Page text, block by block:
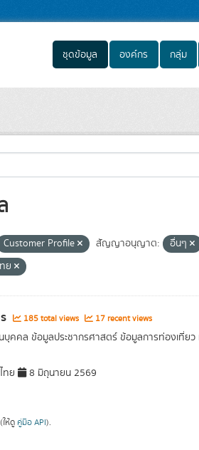
ชุดข้อมูล องค์กร กลุ่ม
Customer Profile สัญญาอนุญาต: อื่นๆ
ย
185 total views 17 recent views
คคล ข้อมูลประชากรศาสตร์ ข้อมูลการท่องเที่
ทย
8 มิถุนายน 2569
(ให้ดู คู่มือ API).